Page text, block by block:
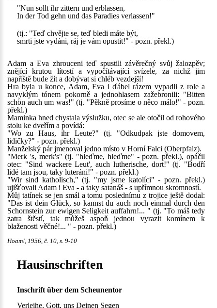
"Nun sollt ihr zittern und erblassen,
In der Tod gehn und das Paradies verlassen!"
(tj.: "Teď chvějte se, teď bledi máte být,
smrti jste vydáni, ráj je vám opustit!" - pozn. překl.)
Adam a Eva zhrouceni teď spustili závěrečný svůj žalozpěv;
znějící krutou lítostí a vypočítávající svízele, za nichž jim
napříště bude žít a dobývat si chléb vezdejší!
Hra byla u konce, Adam, Eva i ďábel rázem vypadli z role a
navyklým tónem pokorně a jednohlasem zažebronili: "Bitten
schön auch um was!" (tj. "Pěkně prosíme o něco málo!" - pozn.
překl.)
Maminka hned chystala výslužku, otec se ale otočil od rohového
stolu ke dveřím a povídá:
"Wo zu Haus, ihr Leute?" (tj. "Odkudpak jste domovem,
lidičky?" - pozn. překl.)
Manželský pár jmenoval jedno místo v Horní Falci (Oberpfalz).
"Merk 's, merk's" (tj. "hleďme, hleďme" - pozn. překl.), opáčil
otec: "Sind wackere Leut', auch lutherische, dort!" (tj. "Bodří
lidé tam jsou, taky luteráni!" - pozn. překl.)
"Wir sind katholisch," (tj. "my jsme katolíci" - pozn. překl.)
ujišťovali Adam i Eva - a taky satanáš - s upřímnou skromností.
Můj tatínek se jen smál a tomu poslednímu z trojice ještě dodal:
"Das ist dein Glück, so kannst du auch noch einmal durch den
Schornstein zur ewigen Seligkeit auffahrn!... " (tj. "To máš tedy
zatra štěstí, tak můžeš aspoň jednou vyrazit komínem k
blaženosti věčné!... " - pozn. překl.)
Hoam!, 1956, č. 10, s. 9-10
Hausinschriften
Inschrift über dem Scheunentor
Verleihe, Gott, uns Deinen Segen